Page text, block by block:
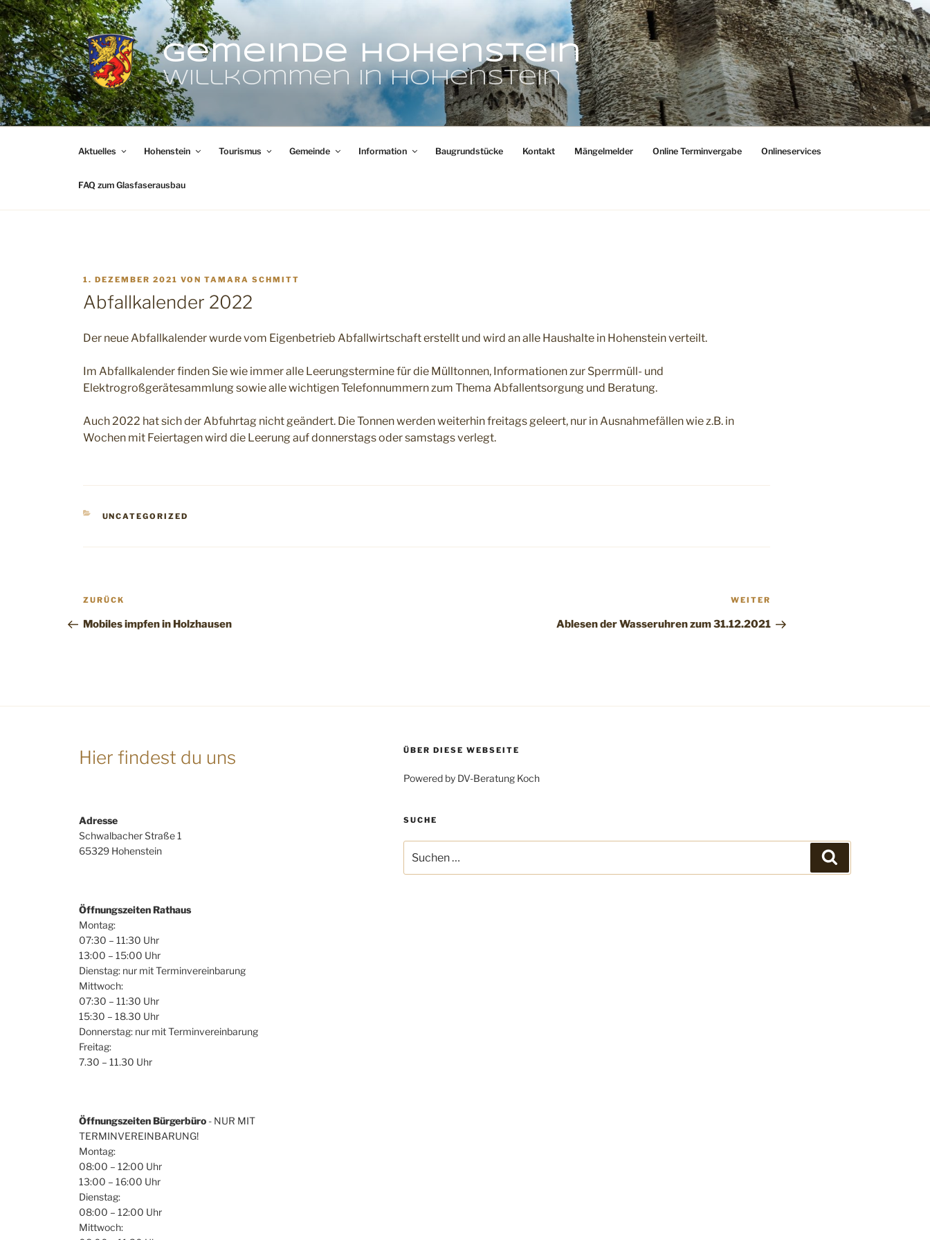
Zum
Inhalt
springen
Gemeinde Hohenstein
Willkommen in Hohenstein
Aktuelles Hohenstein Tourismus Gemeinde Information Baugrundstücke Kontakt Mängelmelder Online Terminvergabe Onlineservices
FAQ zum Glasfaserausbau
VERÖFFENTLICHT
AM
1. DEZEMBER 2021 VON TAMARA SCHMITT
Abfallkalender 2022
Der neue Abfallkalender wurde vom Eigenbetrieb Abfallwirtschaft erstellt und wird an alle Haushalte in Hohenstein verteilt.
Im Abfallkalender finden Sie wie immer alle Leerungstermine für die Mülltonnen, Informationen zur Sperrmüll- und
Elektrogroßgerätesammlung sowie alle wichtigen Telefonnummern zum Thema Abfallentsorgung und Beratung.
Auch 2022 hat sich der Abfuhrtag nicht geändert. Die Tonnen werden weiterhin freitags geleert, nur in Ausnahmefällen wie z.B. in
Wochen mit Feiertagen wird die Leerung auf donnerstags oder samstags verlegt.
KATEGORIEN
UNCATEGORIZED
Beitragsnavigation
Vorheriger
ZURÜCK
Mobiles impfen in Holzhausen
WEITER
Ablesen der Wasseruhren zum 31.12.2021
Hier findest du uns
Adresse
Schwalbacher Straße 1
65329 Hohenstein
Öffnungszeiten Rathaus
Montag:
07:30 – 11:30 Uhr
13:00 – 15:00 Uhr
Dienstag: nur mit Terminvereinbarung
Mittwoch:
07:30 – 11:30 Uhr
15:30 – 18.30 Uhr
Donnerstag: nur mit Terminvereinbarung
Freitag:
7.30 – 11.30 Uhr
Öffnungszeiten Bürgerbüro - NUR MIT
TERMINVEREINBARUNG!
Montag:
08:00 – 12:00 Uhr
13:00 – 16:00 Uhr
Dienstag:
08:00 – 12:00 Uhr
Mittwoch:
ÜBER DIESE WEBSEITE
Powered by DV-Beratung Koch
SUCHE
nach: